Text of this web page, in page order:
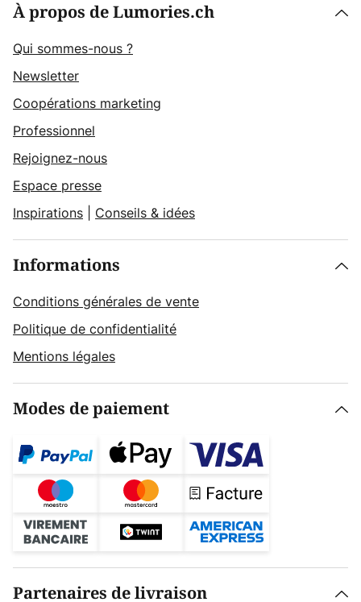
À propos de Lumories.ch
Qui sommes-nous ?
Newsletter
Coopérations marketing
Professionnel
Rejoignez-nous
Espace presse
Inspirations
Conseils & idées
Informations
Conditions générales de vente
Politique de confidentialité
Mentions légales
Modes de paiement
Partenaires de livraison